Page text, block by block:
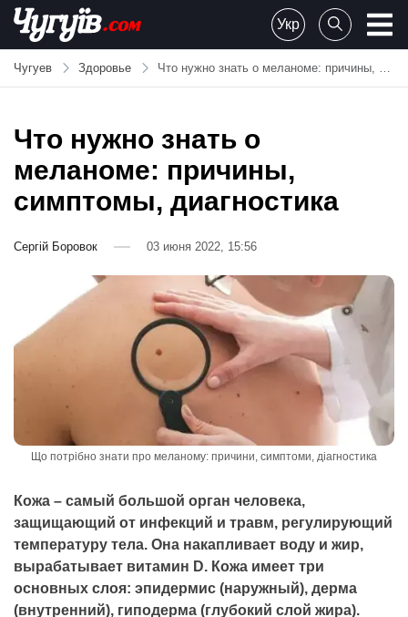
Skip
content
Chuguiv
Укр
Чугуев Здоровье Что нужно знать о меланоме: причины, симптомы, диагностика
Что нужно знать о
меланоме: причины,
симптомы, диагностика
Сергій Боровок 03 июня 2022, 15:56
Що потрібно знати про меланому: причини, симптоми, діагностика
Кожа – самый большой орган человека,
защищающий от инфекций и травм, регулирующий
температуру тела. Она накапливает воду и жир,
вырабатывает витамин D. Кожа имеет три
основных слоя: эпидермис (наружный), дерма
(внутренний), гиподерма (глубокий слой жира).